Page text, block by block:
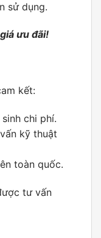
sử dụng.
ưu đãi!
kết:
chi phí.
kỹ thuật
toàn quốc.
tư vấn